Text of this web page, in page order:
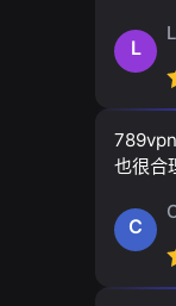
L
也很合
C